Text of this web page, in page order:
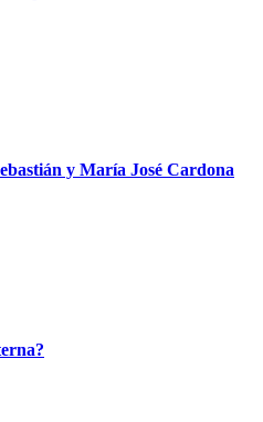
y María José Cardona